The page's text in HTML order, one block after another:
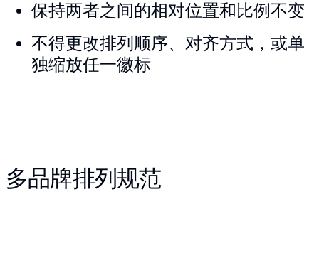
保持两者之间的相对位置和比例不变
不得更改排列顺序、对齐方式，或单
独缩放任一徽标
多品牌排列规范